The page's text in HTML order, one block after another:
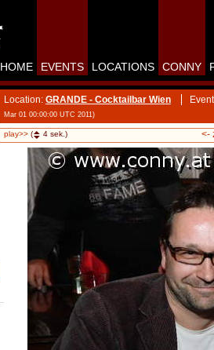
HOME EVENTS LOCATIONS CONNY
Location: GRANDE - Cocktailbar Wien
Mar 01 00:00:00 UTC 2011)
play>> ( 4 sek.) <-